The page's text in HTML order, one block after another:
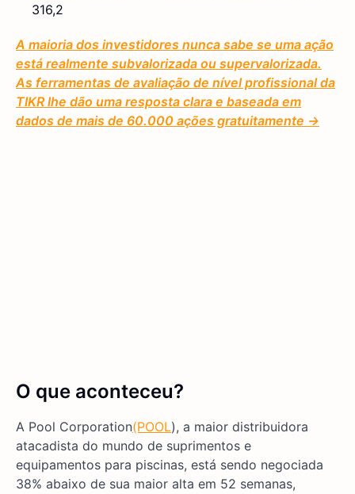
316,2
A maioria dos investidores nunca sabe se uma ação
está realmente subvalorizada ou supervalorizada.
As ferramentas de avaliação de nível profissional da
TIKR lhe dão uma resposta clara e baseada em
dados de mais de 60.000 ações gratuitamente →
O que aconteceu?
A Pool Corporation(POOL), a maior distribuidora
atacadista do mundo de suprimentos e
equipamentos para piscinas, está sendo negociada
38% abaixo de sua maior alta em 52 semanas,